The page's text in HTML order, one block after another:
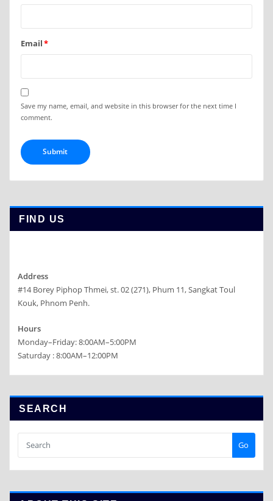
Email*
Save my name, email, and website in this browser for the next time I
comment.
FIND US
Address
#14 Borey Piphop Thmei, st. 02 (271), Phum 11, Sangkat Toul
Kouk, Phnom Penh.
Hours
Monday–Friday: 8:00AM–5:00PM
Saturday : 8:00AM–12:00PM
SEARCH
Go